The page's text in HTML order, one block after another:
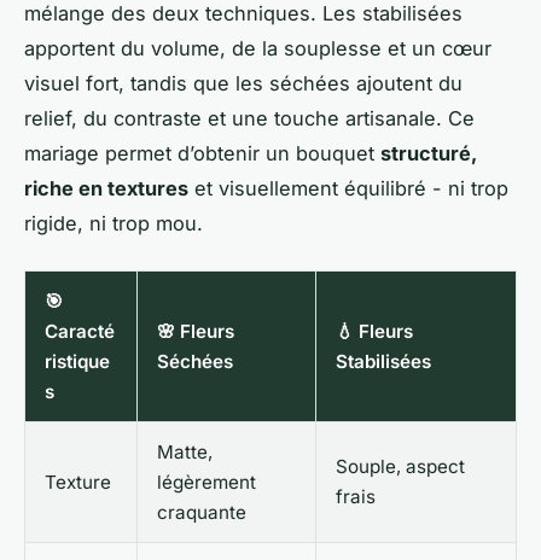
mélange des deux techniques. Les stabilisées
apportent du volume, de la souplesse et un cœur
visuel fort, tandis que les séchées ajoutent du
relief, du contraste et une touche artisanale. Ce
mariage permet d’obtenir un bouquet structuré,
riche en textures et visuellement équilibré - ni trop
rigide, ni trop mou.
🎯
Caracté
ristique
s
🌸 Fleurs
Séchées
💧 Fleurs
Stabilisées
Texture
Matte,
légèrement
craquante
Souple, aspect
frais